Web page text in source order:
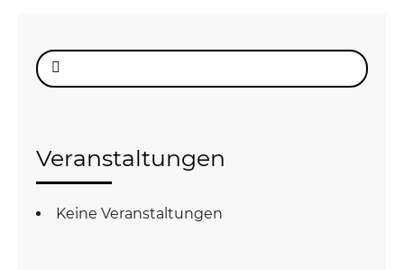
Suche
nach:
Veranstaltungen
Keine Veranstaltungen